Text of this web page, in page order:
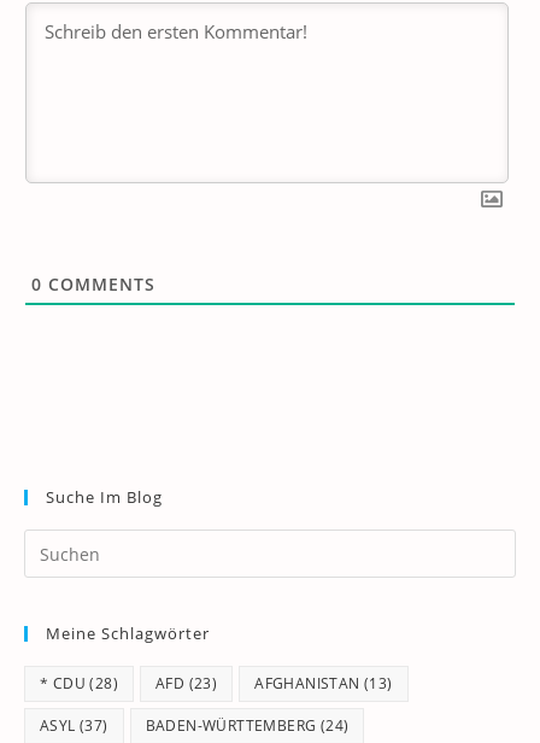
0 COMMENTS
Suche Im Blog
Meine Schlagwörter
* CDU (28) AFD (23) AFGHANISTAN (13)
ASYL (37) BADEN-WÜRTTEMBERG (24)